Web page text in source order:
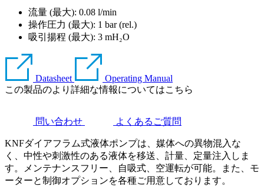
流量 (最大): 0.08 l/min
操作圧力 (最大): 1 bar (rel.)
吸引揚程 (最大): 3 mH₂O
Datasheet
Operating Manual
この製品のより詳細な情報についてはこちら
問い合わせ よくあるご質問
KNFダイアフラム式液体ポンプは、媒体への異物混入な
く、中性や刺激性のある液体を移送、計量、定量注入しま
す。メンテナンスフリー、自吸式、空運転が可能。また、モ
ーターと制御オプションを各種ご用意しております。